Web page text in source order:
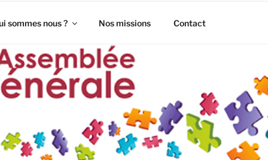
sommes nous ? Nos missions Contact